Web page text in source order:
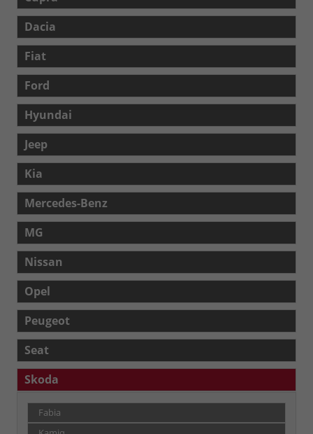
Dacia
Fiat
Ford
Hyundai
Jeep
Kia
Mercedes-Benz
MG
Nissan
Opel
Peugeot
Seat
Skoda
Fabia